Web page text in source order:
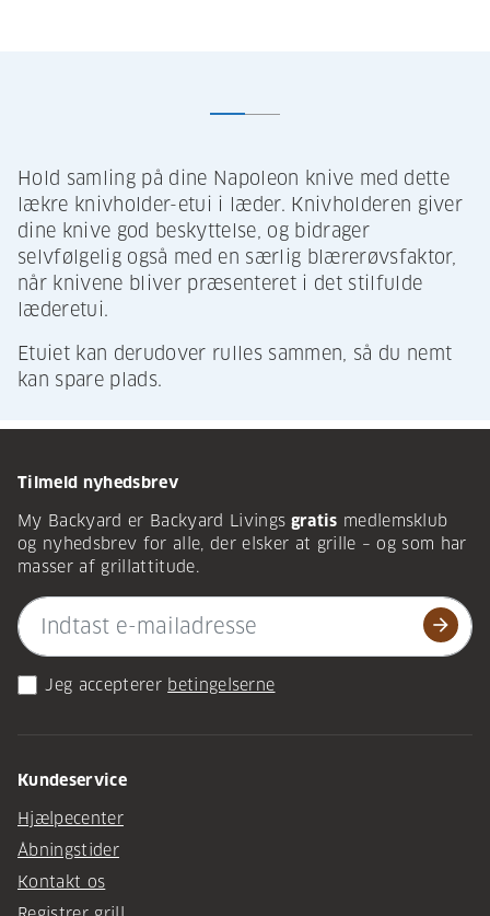
Hold samling på dine Napoleon knive med dette
lækre knivholder-etui i læder. Knivholderen giver
dine knive god beskyttelse, og bidrager
selvfølgelig også med en særlig blærerøvsfaktor,
når knivene bliver præsenteret i det stilfulde
læderetui.
Etuiet kan derudover rulles sammen, så du nemt
kan spare plads.
Tilmeld nyhedsbrev
My Backyard er Backyard Livings gratis medlemsklub
og nyhedsbrev for alle, der elsker at grille – og som har
masser af grillattitude.
arrow_forward
Jeg accepterer betingelserne
Kundeservice
Hjælpecenter
Åbningstider
Kontakt os